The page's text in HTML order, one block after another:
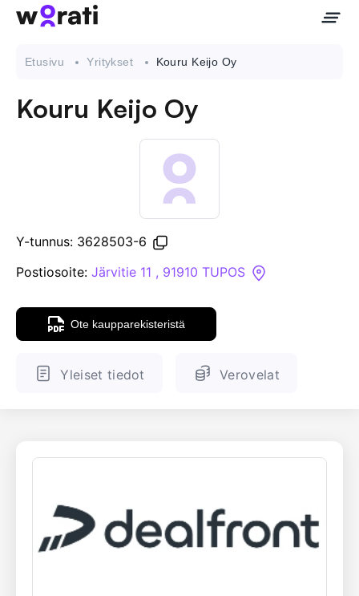
API
Pakotehaku
Etusivu Yritykset Kouru Keijo Oy
Kouru Keijo Oy
Y-tunnus: 3628503-6
Postiosoite: Järvitie 11 , 91910 TUPOS
Ote kaupparekisteristä
Yleiset tiedot Verovelat